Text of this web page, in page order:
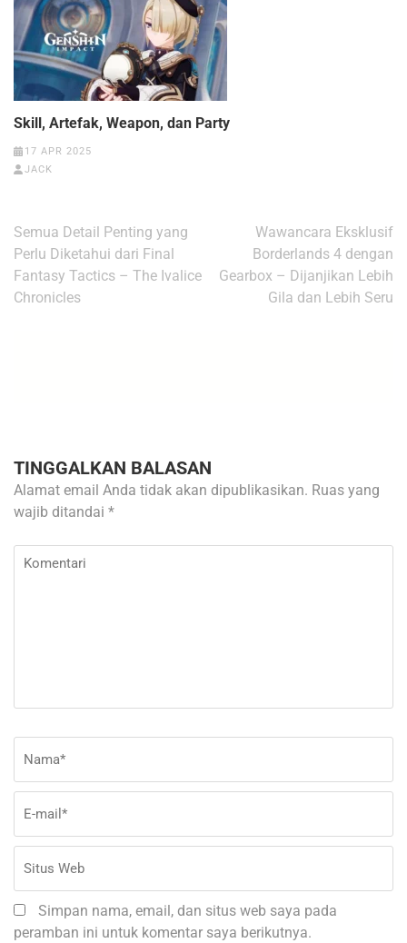
Skill, Artefak, Weapon, dan Party
17 APR 2025
JACK
Navigasi
pos
Semua Detail Penting yang
Perlu Diketahui dari Final
Fantasy Tactics – The Ivalice
Chronicles
Wawancara Eksklusif
Borderlands 4 dengan
Gearbox – Dijanjikan Lebih
Gila dan Lebih Seru
TINGGALKAN BALASAN
Alamat email Anda tidak akan dipublikasikan. Ruas yang
wajib ditandai *
Komentari
Simpan nama, email, dan situs web saya pada
peramban ini untuk komentar saya berikutnya.